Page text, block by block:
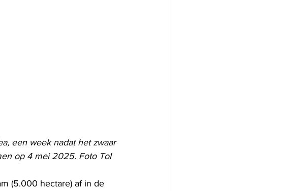
een week nadat het zwaar
op 4 mei 2025. Foto ToI
(5.000 hectare) af in de